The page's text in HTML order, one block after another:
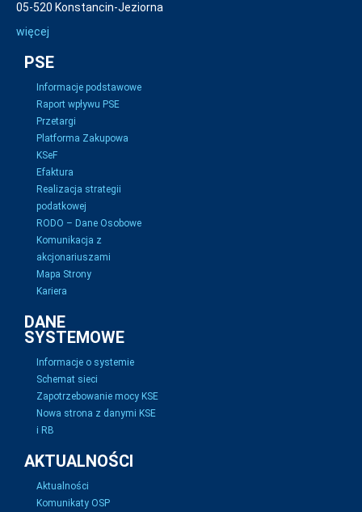
05-520 Konstancin-Jeziorna
więcej
PSE
Informacje podstawowe
Raport wpływu PSE
Przetargi
Platforma Zakupowa
KSeF
Efaktura
Realizacja strategii
podatkowej
RODO – Dane Osobowe
Komunikacja z
akcjonariuszami
Mapa Strony
Kariera
DANE
SYSTEMOWE
Informacje o systemie
Schemat sieci
Zapotrzebowanie mocy KSE
Nowa strona z danymi KSE
i RB
AKTUALNOŚCI
Aktualności
Komunikaty OSP